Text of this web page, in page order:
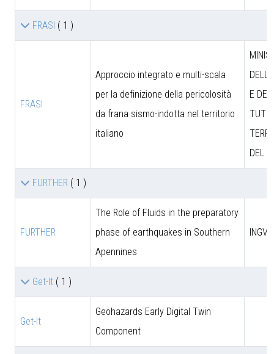
FRASI ( 1 )
FRASI
Approccio integrato e multi-scala
per la definizione della pericolosità
da frana sismo-indotta nel territorio
italiano
E
DEL
FURTHER ( 1 )
FURTHER
The Role of Fluids in the preparatory
phase of earthquakes in Southern
Apennines
INGV
Get-It ( 1 )
Get-It
Geohazards Early Digital Twin
Component